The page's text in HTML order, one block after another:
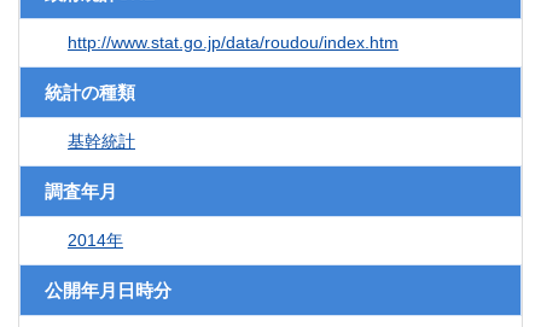
http://www.stat.go.jp/data/roudou/index.htm
統計の種類
基幹統計
調査年月
2014年
公開年月日時分